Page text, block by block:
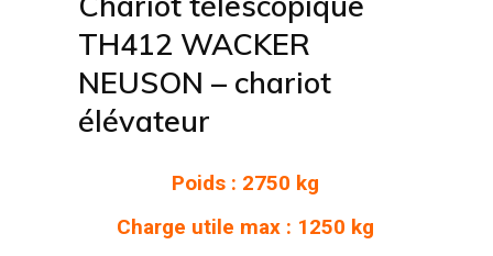
TH412 WACKER
NEUSON – chariot
élévateur
Poids : 2750 kg
Charge utile max : 1250 kg